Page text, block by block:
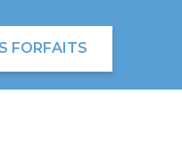
FORFAITS